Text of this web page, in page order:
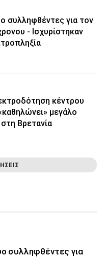
συλληφθέντες για τον
- Ισχυρίστηκαν
κέντρου
μεγάλο
Βρετανία
συλληφθέντες για